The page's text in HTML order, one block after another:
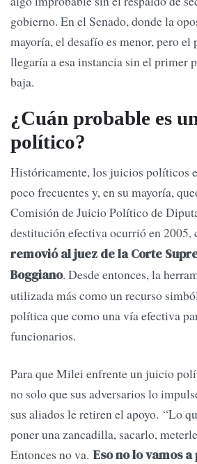
gobierno. En el Senado, donde la
mayoría, el desafío es menor, pero el
llegaría a esa instancia sin el primer
baja.
¿Cuán probable es
político?
Históricamente, los juicios políticos
poco frecuentes y, en su mayoría,
Comisión de Juicio Político de
destitución efectiva ocurrió en 2005,
removió al juez de la Corte
Boggiano. Desde entonces, la
utilizada más como un recurso
política que como una vía efectiva
funcionarios.
Para que Milei enfrente un juicio
no solo que sus adversarios lo
sus aliados le retiren el apoyo. “Lo
poner una zancadilla, sacarlo,
Entonces no va. Eso no lo vamos